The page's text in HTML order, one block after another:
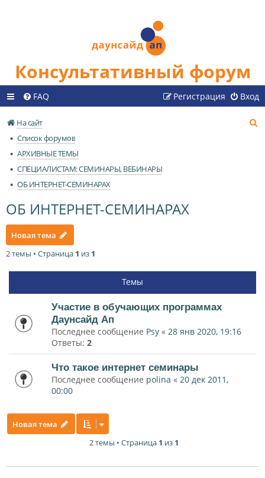
Консультативный форум
FAQ Вход
Регистрация
На сайт
Список форумов
АРХИВНЫЕ ТЕМЫ
СПЕЦИАЛИСТАМ: СЕМИНАРЫ, ВЕБИНАРЫ
ОБ ИНТЕРНЕТ-СЕМИНАРАХ
ОБ ИНТЕРНЕТ-СЕМИНАРАХ
Новая тема
2 темы • Страница 1 из 1
Темы
Участие в обучающих программах
Даунсайд Ап
Последнее сообщение Psy « 28 янв 2020, 19:16
Ответы: 2
Что такое интернет семинары
Последнее сообщение polina « 20 дек 2011,
00:00
Новая тема
2 темы • Страница 1 из 1